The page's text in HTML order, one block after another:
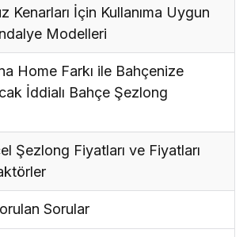
Kenarları İçin Kullanıma Uygun
Modelleri
Home Farkı ile Bahçenize
İddialı Bahçe Şezlong
Şezlong Fiyatları ve Fiyatları
Sorular